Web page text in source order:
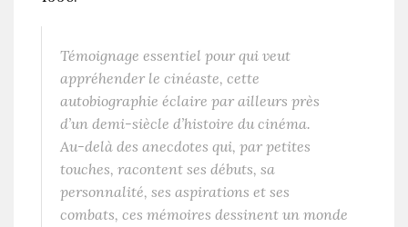
Témoignage essentiel pour qui veut
appréhender le cinéaste, cette
autobiographie éclaire par ailleurs près
d’un demi-siècle d’histoire du cinéma.
Au-delà des anecdotes qui, par petites
touches, racontent ses débuts, sa
personnalité, ses aspirations et ses
combats, ces mémoires dessinent un monde